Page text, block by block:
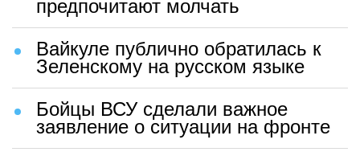
предпочитают молчать
Вайкуле публично обратилась к
Зеленскому на русском языке
Бойцы ВСУ сделали важное
заявление о ситуации на фронте